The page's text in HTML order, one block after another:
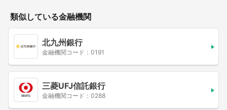
類似している金融機関
北九州銀行
金融機関コード：0191
三菱UFJ信託銀行
金融機関コード：0288